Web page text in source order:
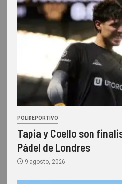
POLIDEPORTIVO
Tapia y Coello son
Pádel de Londres
9 agosto, 2026